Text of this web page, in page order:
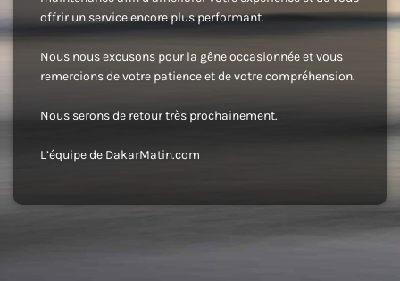
offrir un service encore plus performant.
Nous nous excusons pour la gêne occasionnée et vous
remercions de votre patience et de votre compréhension.
Nous serons de retour très prochainement.
L’équipe de DakarMatin.com